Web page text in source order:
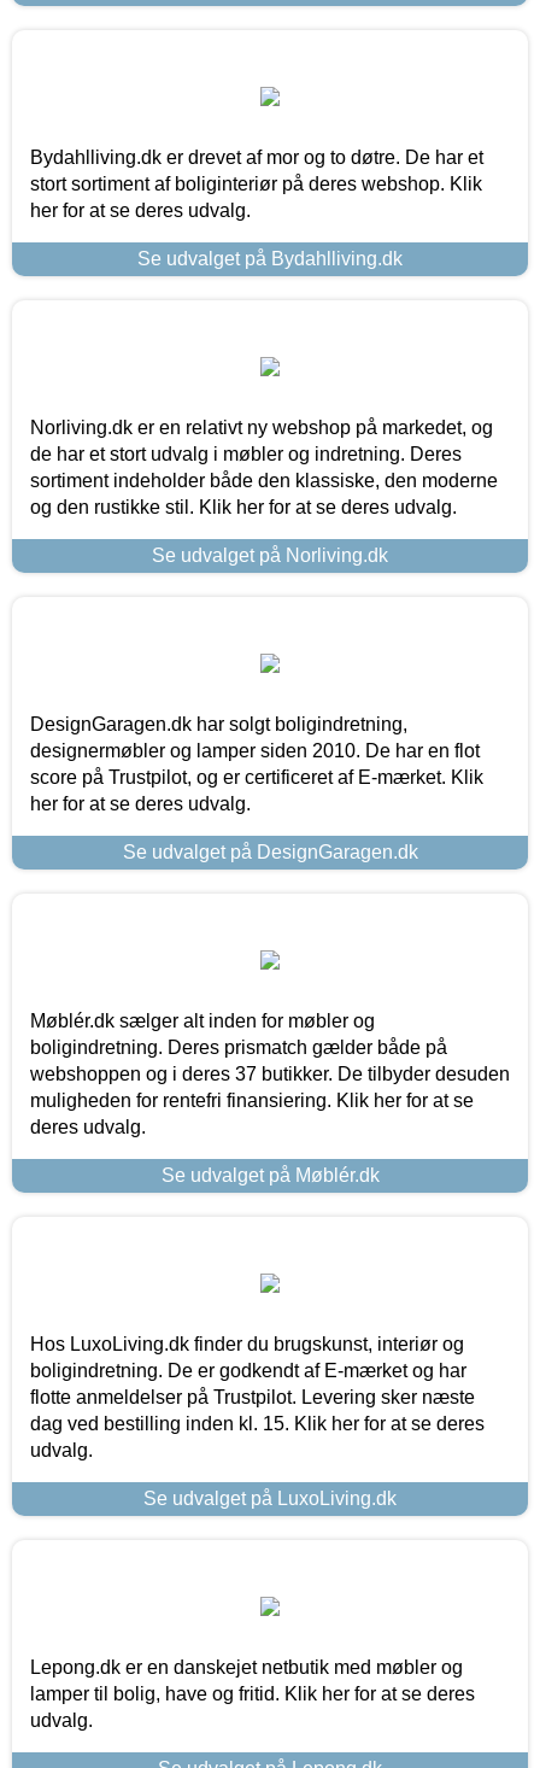
Bydahlliving.dk er drevet af mor og to døtre. De har et
stort sortiment af boliginteriør på deres webshop. Klik
her for at se deres udvalg.
Se udvalget på Bydahlliving.dk
Norliving.dk er en relativt ny webshop på markedet, og
de har et stort udvalg i møbler og indretning. Deres
sortiment indeholder både den klassiske, den moderne
og den rustikke stil. Klik her for at se deres udvalg.
Se udvalget på Norliving.dk
DesignGaragen.dk har solgt boligindretning,
designermøbler og lamper siden 2010. De har en flot
score på Trustpilot, og er certificeret af E-mærket. Klik
her for at se deres udvalg.
Se udvalget på DesignGaragen.dk
Møblér.dk sælger alt inden for møbler og
boligindretning. Deres prismatch gælder både på
webshoppen og i deres 37 butikker. De tilbyder desuden
muligheden for rentefri finansiering. Klik her for at se
deres udvalg.
Se udvalget på Møblér.dk
Hos LuxoLiving.dk finder du brugskunst, interiør og
boligindretning. De er godkendt af E-mærket og har
flotte anmeldelser på Trustpilot. Levering sker næste
dag ved bestilling inden kl. 15. Klik her for at se deres
udvalg.
Se udvalget på LuxoLiving.dk
Lepong.dk er en danskejet netbutik med møbler og
lamper til bolig, have og fritid. Klik her for at se deres
udvalg.